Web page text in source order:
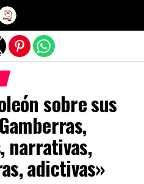
sobre sus
narrativas,
adictivas»
móvil